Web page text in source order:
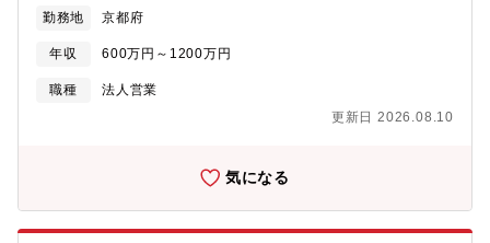
す。当行の一番の強みはリスクに対応し得る強固な財政基盤であ
ソリューションをご提案するべく、新たな挑戦を起こしていきま
ループ会社の事業再構築や新しい事業会社の設立、さらに他社の
買収など、グループストラクチャーの強化を通じたシナジー効果
舗削減のイメージもあるかと思いますが当行はお客様の接点は非
るDXのニーズに応え、より良い未来をお客さまと”共創”していま
す。特に、最先端のSaaSツールを中心としたITソリューションを
オーダーメイドで提供し、導入後の伴走支援による”お客様の成功
体験”を通じ、顧客のビジネス変革までをサポートしています。
長を遂げています。しかし、その成長に伴う課題解決と今後の更
このチャレンジングな環境で共に成長していける志のある方を求
めています。 【業務内容】・顧客のDXニーズの把握、課題の明確
化と優先順位の設定・ITソリューションの構築支援、及び活用支
援日常的に地域のお客さまと強固な関係性を築きあげてきた”我々
勤務地 京都府
年収 600万円～1200万円
職種
法人営業
更新日 2026.08.10
気になる